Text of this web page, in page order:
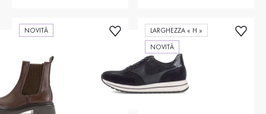
NOVITÀ LARGHEZZA « H »
NOVITÀ